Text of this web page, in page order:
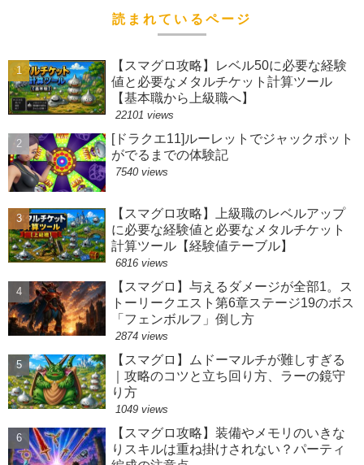
読まれているページ
【スマグロ攻略】レベル50に必要な経験
値と必要なメタルチケット計算ツール
【基本職から上級職へ】
22101 views
[ドラクエ11]ルーレットでジャックポット
がでるまでの体験記
7540 views
【スマグロ攻略】上級職のレベルアップ
に必要な経験値と必要なメタルチケット
計算ツール【経験値テーブル】
6816 views
【スマグロ】与えるダメージが全部1。ス
トーリークエスト第6章ステージ19のボス
「フェンボルフ」倒し方
2874 views
【スマグロ】ムドーマルチが難しすぎる
｜攻略のコツと立ち回り方、ラーの鏡守
り方
1049 views
【スマグロ攻略】装備やメモリのいきな
りスキルは重ね掛けされない？パーティ